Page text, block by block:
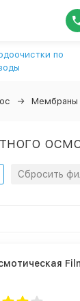
по
Мембраны
Сбросить